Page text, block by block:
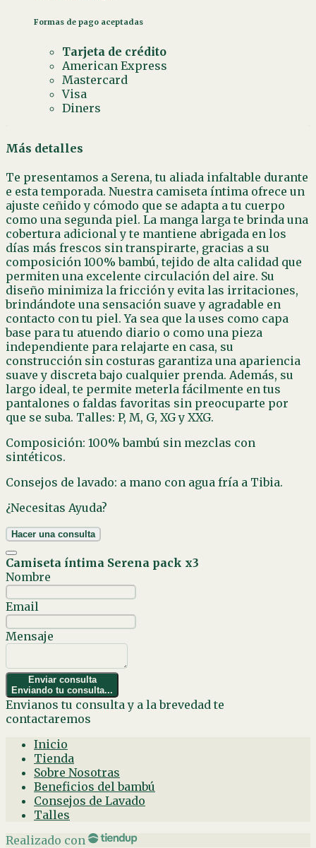
Formas de pago aceptadas
Tarjeta de crédito
American Express
Mastercard
Visa
Diners
Más detalles
Te presentamos a Serena, tu aliada infaltable durante
e esta temporada. Nuestra camiseta íntima ofrece un
ajuste ceñido y cómodo que se adapta a tu cuerpo
como una segunda piel. La manga larga te brinda una
cobertura adicional y te mantiene abrigada en los
días más frescos sin transpirarte, gracias a su
composición 100% bambú, tejido de alta calidad que
permiten una excelente circulación del aire. Su
diseño minimiza la fricción y evita las irritaciones,
brindándote una sensación suave y agradable en
contacto con tu piel. Ya sea que la uses como capa
base para tu atuendo diario o como una pieza
independiente para relajarte en casa, su
construcción sin costuras garantiza una apariencia
suave y discreta bajo cualquier prenda. Además, su
largo ideal, te permite meterla fácilmente en tus
pantalones o faldas favoritas sin preocuparte por
que se suba. Talles: P, M, G, XG y XXG.
Composición: 100% bambú sin mezclas con
sintéticos.
Consejos de lavado: a mano con agua fría a Tibia.
¿Necesitas Ayuda?
Hacer una consulta
Camiseta íntima Serena pack x3
Nombre
Email
Mensaje
Enviar consulta
Enviando tu consulta...
Envianos tu consulta y a la brevedad te
contactaremos
Inicio
Tienda
Sobre Nosotras
Beneficios del bambú
Consejos de Lavado
Talles
Realizado con